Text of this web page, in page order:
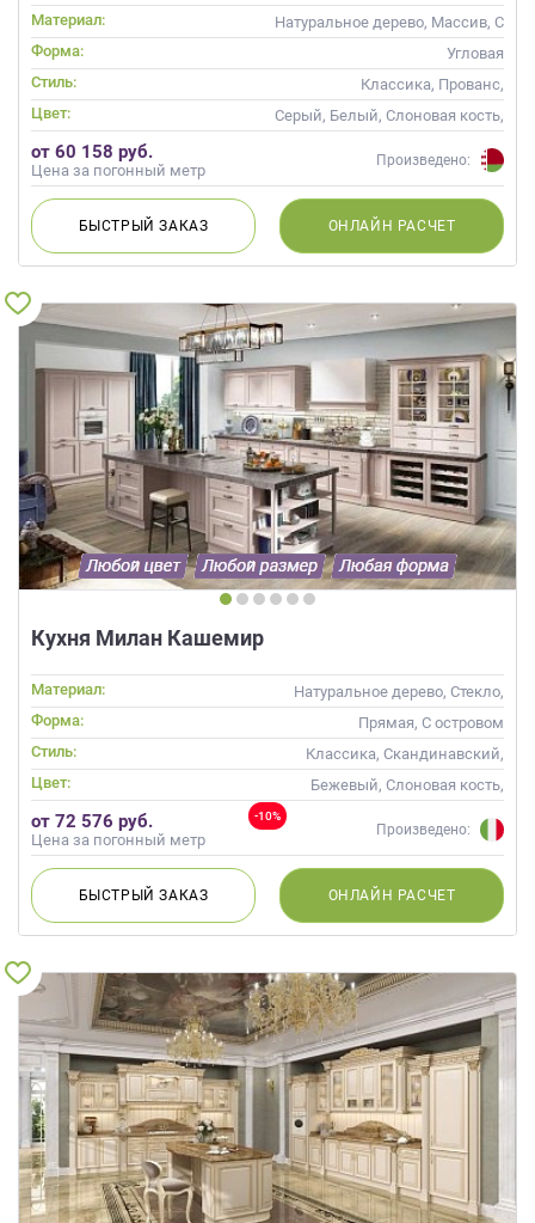
Материал:
Натуральное дерево, Массив, С
патиной
Форма:
Угловая
Стиль:
Классика, Прованс,
Неоклассика
Цвет:
Серый, Белый, Слоновая кость,
Кремовый
от 60 158 руб.
Цена за погонный метр
Произведено:
БЫСТРЫЙЗАКАЗ ОНЛАЙН РАСЧЕТ
Кухня Милан Кашемир
Материал:
Натуральное дерево, Стекло,
Массив
Форма:
Прямая, С островом
Стиль:
Классика, Скандинавский,
Неоклассика
Цвет:
Бежевый, Слоновая кость,
Кремовый, Капучино, Красный,
Розовый
-10%
от 72 576 руб.
Цена за погонный метр
Произведено:
БЫСТРЫЙЗАКАЗ ОНЛАЙН РАСЧЕТ